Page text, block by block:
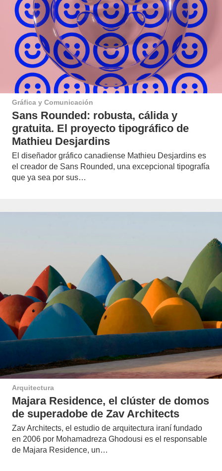
Gráfica y Comunicación
Sans Rounded: robusta, cálida y
gratuita. El proyecto tipográfico de
Mathieu Desjardins
El diseñador gráfico canadiense Mathieu Desjardins es
el creador de Sans Rounded, una excepcional tipografía
que ya sea por sus…
Arquitectura
Majara Residence, el clúster de domos
de superadobe de Zav Architects
Zav Architects, el estudio de arquitectura iraní fundado
en 2006 por Mohamadreza Ghodousi es el responsable
de Majara Residence, un…